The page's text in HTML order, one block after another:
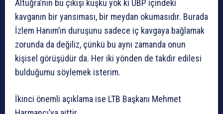
Altuğra’nın bu çıkışı kuşku yok ki UBP içindeki
kavganın bir yansıması, bir meydan okumasıdır. Burada
İzlem Hanım’ın duruşunu sadece iç kavgaya bağlamak
zorunda da değiliz, çünkü bu aynı zamanda onun
kişisel görüşüdür da. Her iki yönden de takdir edilesi
bulduğumu söylemek isterim.
İkinci önemli açıklama ise LTB Başkanı Mehmet